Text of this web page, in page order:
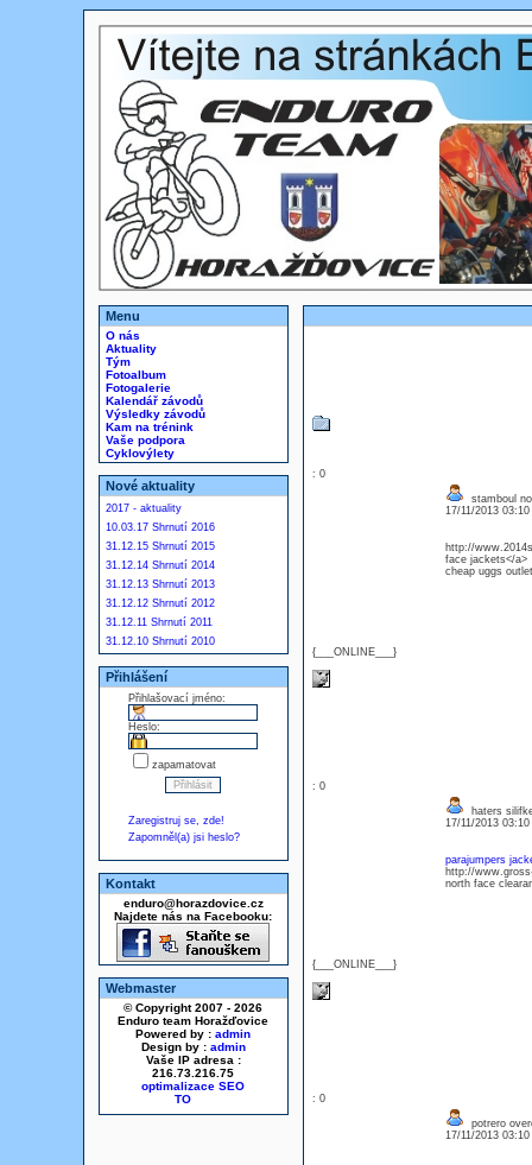
Menu
O nás
Aktuality
Tým
Fotoalbum
Fotogalerie
Kalendář závodů
Výsledky závodů
Kam na trénink
Vaše podpora
Cyklovýlety
Nové aktuality
2017 - aktuality
10.03.17 Shrnutí 2016
31.12.15 Shrnutí 2015
31.12.14 Shrnutí 2014
31.12.13 Shrnutí 2013
31.12.12 Shrnutí 2012
31.12.11 Shrnutí 2011
31.12.10 Shrnutí 2010
Přihlášení
Přihlašovací jméno:
Heslo:
zapamatovat
Zaregistruj se, zde!
Zapomněl(a) jsi heslo?
Kontakt
enduro@horazdovice.cz
Najdete nás na Facebooku:
Webmaster
© Copyright 2007 - 2026
Enduro team Horažďovice
Powered by : admin
Design by : admin
Vaše IP adresa :
216.73.216.75
optimalizace SEO
: 0
{___ONLINE___}
stamboul
17/11/2013
http://
face jackets</a>
cheap uggs
: 0
{___ONLINE___}
haters
17/11/2013
parajumpers
http://
north face
: 0
potrero
17/11/2013